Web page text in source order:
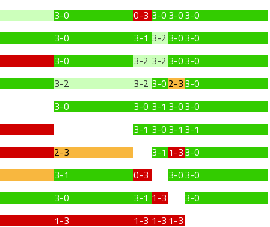
3-0 0-3 3-0 3-03-0
3-0 3-1 3-2 3-03-0
3-0 3-2 3-2 3-03-0
3-2 3-2 3-0 2-33-0
3-0 3-0 3-1 3-03-0
3-1 3-0 3-1 3-1
2-3 3-1 1-33-0
3-1 0-3 3-03-0
3-0 3-1 1-3
3-0
1-3 1-3 1-3 1-3